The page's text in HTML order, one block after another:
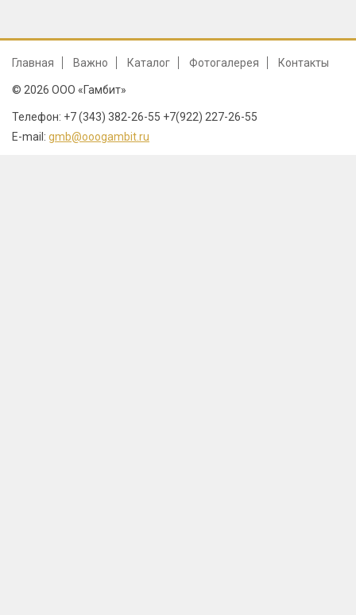
Главная Важно Каталог Фотогалерея Контакты
© 2026 ООО «Гамбит»
Телефон: +7 (343) 382-26-55 +7(922) 227-26-55
E-mail: gmb@ooogambit.ru